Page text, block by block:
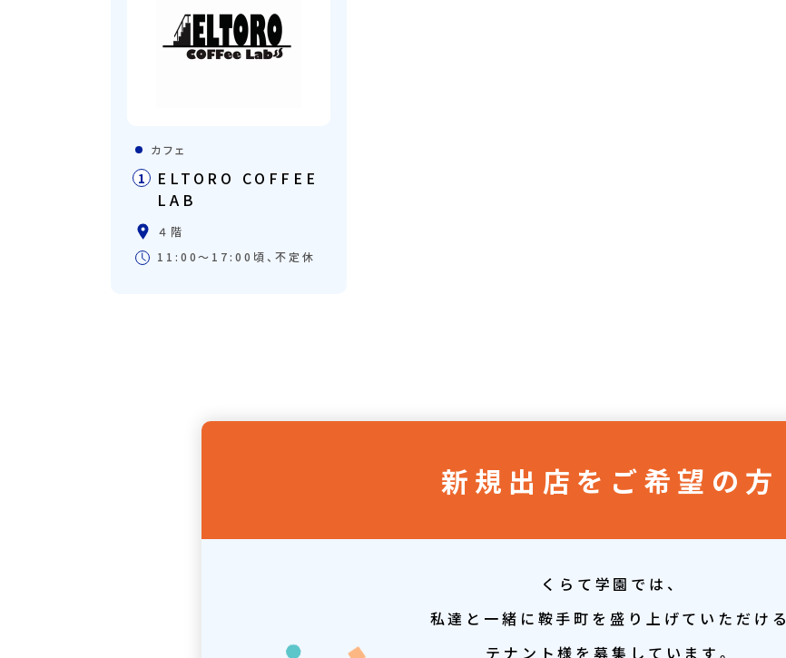
カフェ
1
ELTORO COFFEE
LAB
４階
11:00〜17:00頃、不定休
新規出店をご希望の方
くらて学園では、
私達と一緒に鞍手町を盛り上げていただける
テナント様を募集しています。